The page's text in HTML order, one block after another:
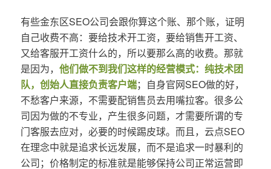
有些金东区SEO公司会跟你算这个账、那个账，证明
自己收费不高：要给技术开工资，要给销售开工资、
又给客服开工资什么的，所以要那么高的收费。那就
是因为， 他们做不到我们这样的经营模式：纯技术团
队，创始人直接负责客户端；自身官网SEO做的好，
不愁客户来源，不需要配销售员去用嘴拉客。很多公
司因为做的不专业，产生很多问题，才需要所谓的专
门客服去应对，必要的时候踢皮球。而且，云点SEO
在理念中就是追求长远发展，而不是追求一时暴利的
公司；价格制定的标准就是能够保持公司正常运营即